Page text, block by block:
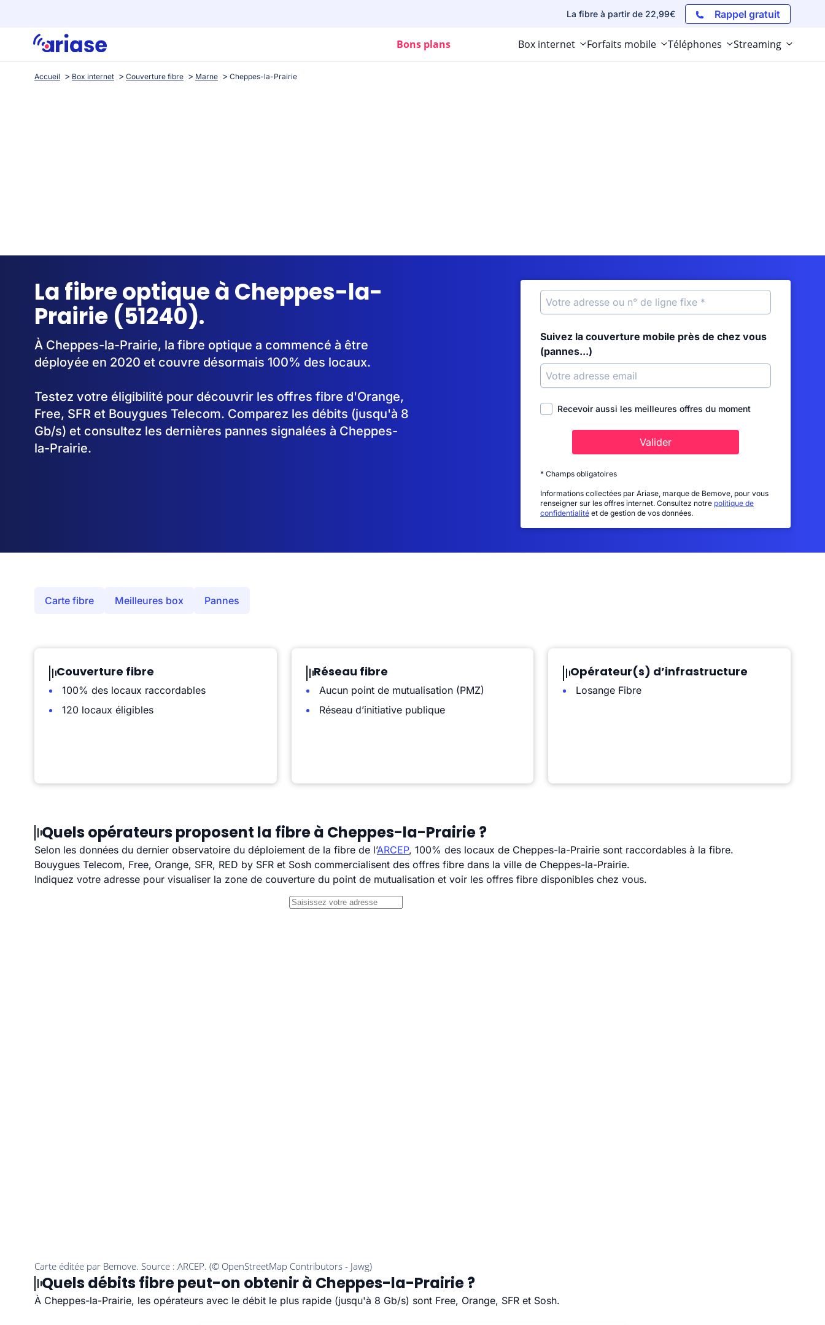
La fibre à partir de 22,99€ Rappel gratuit
Bons plans Box internet Forfaits mobile Téléphones Streaming
Accueil Box internet Couverture fibre Marne Cheppes-la-Prairie
La fibre optique à Cheppes-la-
Prairie (51240).
À Cheppes-la-Prairie, la fibre optique a commencé à être
déployée en 2020 et couvre désormais 100% des locaux.
Testez votre éligibilité pour découvrir les offres fibre d'Orange,
Free, SFR et Bouygues Telecom. Comparez les débits (jusqu'à 8
Gb/s) et consultez les dernières pannes signalées à Cheppes-
la-Prairie.
Suivez la couverture mobile près de chez vous
(pannes...)
Recevoir aussi les meilleures offres du moment
Valider
* Champs obligatoires
Informations collectées par Ariase, marque de Bemove, pour vous
renseigner sur les offres internet. Consultez notre politique de
confidentialité et de gestion de vos données.
Carte fibre Meilleures box Pannes
Couverture fibre
100% des locaux raccordables
120 locaux éligibles
Réseau fibre
Aucun point de mutualisation (PMZ)
Réseau d’initiative publique
Opérateur(s) d’infrastructure
Losange Fibre
Quels opérateurs proposent la fibre à Cheppes-la-Prairie ?
Selon les données du dernier observatoire du déploiement de la fibre de l’ARCEP, 100% des locaux de Cheppes-la-Prairie sont raccordables à la fibre.
Bouygues Telecom, Free, Orange, SFR, RED by SFR et Sosh commercialisent des offres fibre dans la ville de Cheppes-la-Prairie.
Indiquez votre adresse pour visualiser la zone de couverture du point de mutualisation et voir les offres fibre disponibles chez vous.
Quels débits fibre peut-on obtenir à Cheppes-la-Prairie ?
À Cheppes-la-Prairie, les opérateurs avec le débit le plus rapide (jusqu'à 8 Gb/s) sont Free, Orange, SFR et Sosh.